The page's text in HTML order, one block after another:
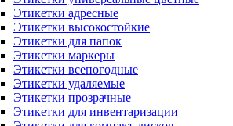
Этикетки адресные
Этикетки высокостойкие
Этикетки для папок
Этикетки маркеры
Этикетки всепогодные
Этикетки удаляемые
Этикетки прозрачные
Этикетки для инвентаризации